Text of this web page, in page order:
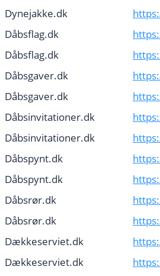
Dynejakke.dk
Dåbsflag.dk
Dåbsflag.dk
Dåbsgaver.dk
Dåbsgaver.dk
Dåbsinvitationer.dk
Dåbsinvitationer.dk
Dåbspynt.dk
Dåbspynt.dk
Dåbsrør.dk
Dåbsrør.dk
Dækkeserviet.dk
Dækkeserviet.dk